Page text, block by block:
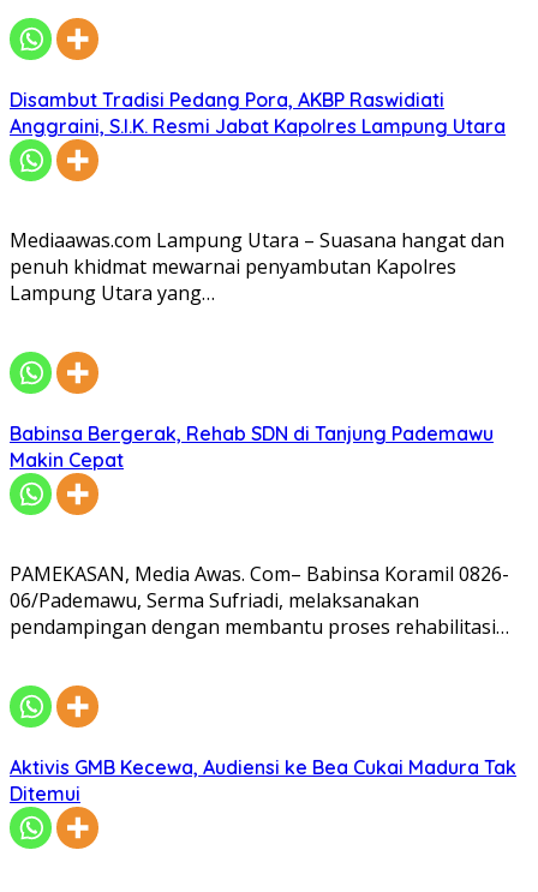
Disambut Tradisi Pedang Pora, AKBP Raswidiati
Anggraini, S.I.K. Resmi Jabat Kapolres Lampung Utara
Mediaawas.com Lampung Utara – Suasana hangat dan
penuh khidmat mewarnai penyambutan Kapolres
Lampung Utara yang…
Babinsa Bergerak, Rehab SDN di Tanjung Pademawu
Makin Cepat
PAMEKASAN, Media Awas. Com– Babinsa Koramil 0826-
06/Pademawu, Serma Sufriadi, melaksanakan
pendampingan dengan membantu proses rehabilitasi…
Aktivis GMB Kecewa, Audiensi ke Bea Cukai Madura Tak
Ditemui